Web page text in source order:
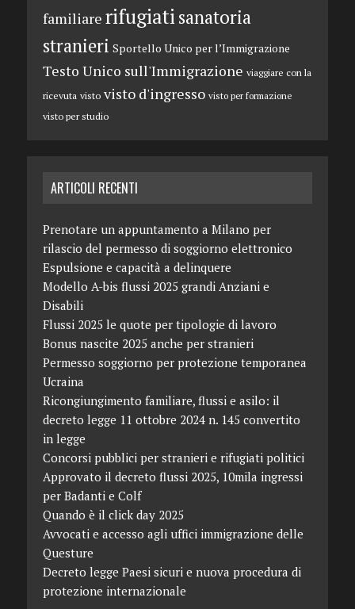
familiare rifugiatisanatoria
stranieri Sportello Unico per l’Immigrazione
Testo Unico sull'Immigrazione viaggiare con la
ricevuta visto visto d'ingresso visto per formazione
visto per studio
ARTICOLI RECENTI
Prenotare un appuntamento a Milano per
rilascio del permesso di soggiorno elettronico
Espulsione e capacità a delinquere
Modello A-bis flussi 2025 grandi Anziani e
Disabili
Flussi 2025 le quote per tipologie di lavoro
Bonus nascite 2025 anche per stranieri
Permesso soggiorno per protezione temporanea
Ucraina
Ricongiungimento familiare, flussi e asilo: il
decreto legge 11 ottobre 2024 n. 145 convertito
in legge
Concorsi pubblici per stranieri e rifugiati politici
Approvato il decreto flussi 2025, 10mila ingressi
per Badanti e Colf
Quando è il click day 2025
Avvocati e accesso agli uffici immigrazione delle
Questure
Decreto legge Paesi sicuri e nuova procedura di
protezione internazionale